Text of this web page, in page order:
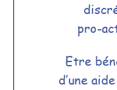
pro-
Etre
d’une